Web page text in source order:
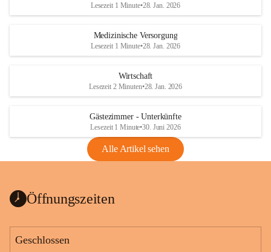
Lesezeit 1 Minute•28. Jan. 2026
Medizinische Versorgung
Lesezeit 1 Minute•28. Jan. 2026
Wirtschaft
Lesezeit 2 Minuten•28. Jan. 2026
Gästezimmer - Unterkünfte
Lesezeit 1 Minute•30. Juni 2026
Alle Artikel sehen
Öffnungszeiten
Geschlossen